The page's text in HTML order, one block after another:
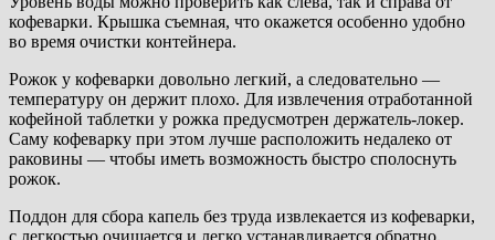
кофеварки. Крышка съемная, что окажется особенно удобно
во время очистки контейнера.
Рожок у кофеварки довольно легкий, а следовательно —
температуру он держит плохо. Для извлечения отработанной
кофейной таблетки у рожка предусмотрен держатель-локер.
Саму кофеварку при этом лучше расположить недалеко от
раковины — чтобы иметь возможность быстро сполоснуть
рожок.
Поддон для сбора капель без труда извлекается из кофеварки,